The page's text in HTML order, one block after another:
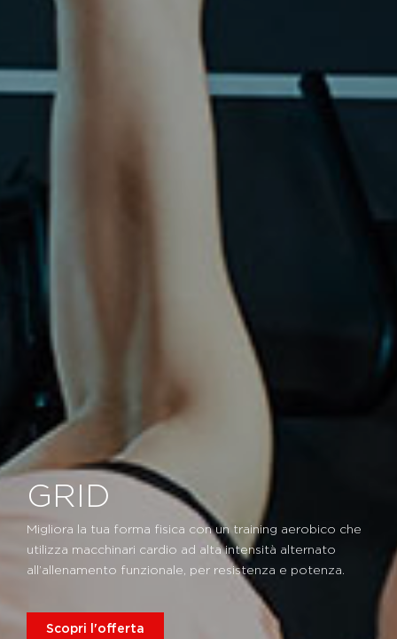
GRID
Migliora la tua forma fisica con un training aerobico che
utilizza macchinari cardio ad alta intensità alternato
all’allenamento funzionale, per resistenza e potenza.
Scopri l'offerta